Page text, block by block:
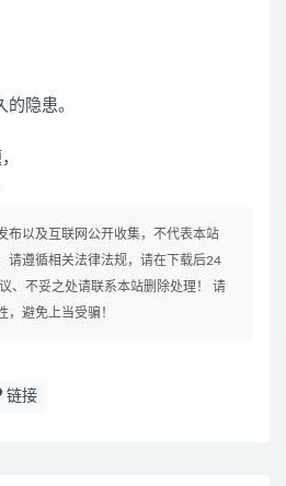
隐患。
布以及互联网公开收集，不代表本站
请遵循相关法律法规，请在下载后24
、不妥之处请联系本站删除处理！ 请
，避免上当受骗！
链接